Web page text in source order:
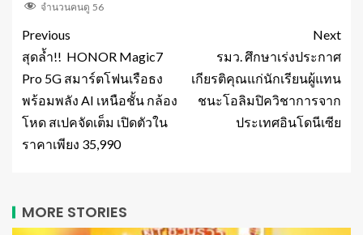
จำนวนคนดู 56
Previous
สุดล้ำ!! HONOR Magic7
Pro 5G สมาร์ตโฟนเรือธง
พร้อมพลัง AI เหนือชั้น กล้อง
โหด สเปคจัดเต็ม เปิดตัวใน
ราคาเพียง 35,990
Next
รมว. ศึกษาเร่งประกาศ
เกียรติคุณแก่นักเรียนผู้แทน
ชนะโอลิมปิควิชาการจาก
ประเทศอินโดนีเซีย
MORE STORIES